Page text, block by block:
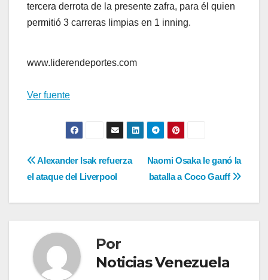
tercera derrota de la presente zafra, para él quien
permitió 3 carreras limpias en 1 inning.
www.liderendeportes.com
Ver fuente
Navegación
Naomi Osaka le ganó la
batalla a Coco Gauff
Alexander Isak refuerza
el ataque del Liverpool
Por
Noticias Venezuela